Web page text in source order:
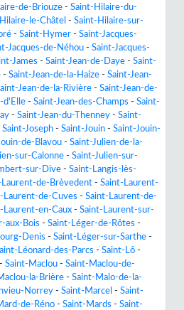
de-Briouze - Saint-Hilaire-du-
le-Châtel - Saint-Hilaire-sur-
- Saint-Hymer - Saint-Jacques-
Jacques-de-Néhou - Saint-Jacques-
James - Saint-Jean-de-Daye - Saint-
- Saint-Jean-de-la-Haize - Saint-Jean-
Jean-de-la-Rivière - Saint-Jean-de-
d'Elle - Saint-Jean-des-Champs - Saint-
- Saint-Jean-du-Thenney - Saint-
Saint-Joseph - Saint-Jouin - Saint-Jouin-
de-Blavou - Saint-Julien-de-la-
sur-Calonne - Saint-Julien-sur-
sur-Dive - Saint-Langis-lès-
Laurent-de-Brèvedent - Saint-Laurent-
Laurent-de-Cuves - Saint-Laurent-de-
Laurent-en-Caux - Saint-Laurent-sur-
aux-Bois - Saint-Léger-de-Rôtes -
Denis - Saint-Léger-sur-Sarthe -
Léonard-des-Parcs - Saint-Lô -
- Saint-Maclou - Saint-Maclou-de-
la-Brière - Saint-Malo-de-la-
Norrey - Saint-Marcel - Saint-
de-Réno - Saint-Mards - Saint-